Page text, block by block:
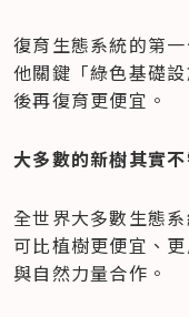
復育生態系統的第
他關鍵「綠色基礎
後再復育更便宜。
大多數的新樹其實
全世界大多數生態
可比植樹更便宜、
與自然力量合作。